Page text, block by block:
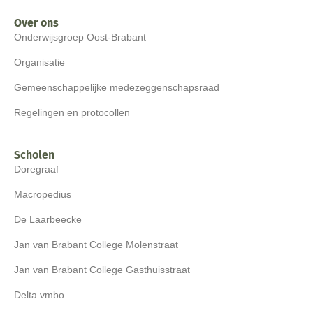
Over ons
Onderwijsgroep Oost-Brabant
Organisatie
Gemeenschappelijke medezeggenschapsraad
Regelingen en protocollen
Scholen
Doregraaf
Macropedius
De Laarbeecke
Jan van Brabant College Molenstraat
Jan van Brabant College Gasthuisstraat
Delta vmbo